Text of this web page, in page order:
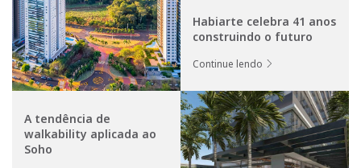
Habiarte celebra 41 anos
construindo o futuro
Continue lendo
A tendência de
walkability aplicada ao
Soho